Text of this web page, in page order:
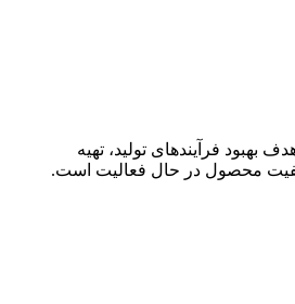
فرآیندهای تولید، تهیه
محصول در حال فعالیت است.